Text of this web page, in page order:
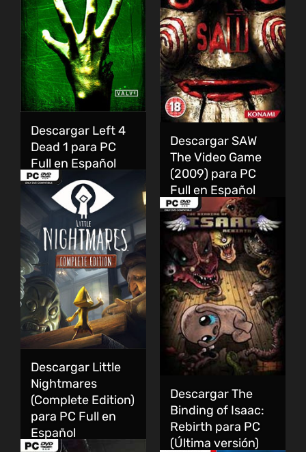
Descargar Left 4
Dead 1 para PC
Full en Español
Descargar SAW
The Video Game
(2009) para PC
Full en Español
Descargar Little
Nightmares
(Complete Edition)
para PC Full en
Español
Descargar The
Binding of Isaac:
Rebirth para PC
(Última versión)